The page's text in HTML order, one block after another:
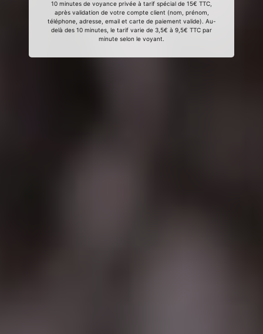
10 minutes de voyance privée à tarif spécial de 15€ TTC,
après validation de votre compte client (nom, prénom,
téléphone, adresse, email et carte de paiement valide). Au-
delà des 10 minutes, le tarif varie de 3,5€ à 9,5€ TTC par
minute selon le voyant.